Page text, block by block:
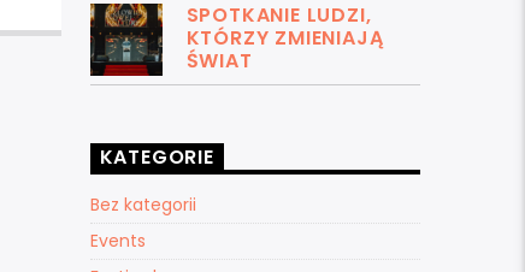
SPOTKANIE LUDZI,
KTÓRZY ZMIENIAJĄ
ŚWIAT
KATEGORIE
Bez kategorii
Events